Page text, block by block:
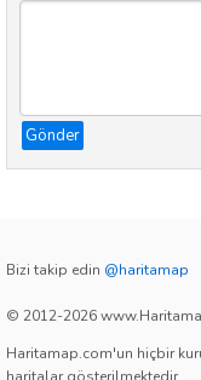
Gönder
Bizi takip edin @haritamap
© 2012-2026
Haritamap.com'un hiçbir